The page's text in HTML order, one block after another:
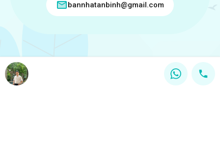
bannhatanbinh@gmail.com
Copyright © 2018 - 2026 Bán nhà tân bình Ghi rõ nguồn
"Bannhatanbinh.com.vn" khi phát hành lại thông tin từ website
này.